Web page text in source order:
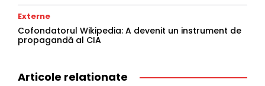
Externe
Cofondatorul Wikipedia: A devenit un instrument de
propagandă al CIA
Articole relationate